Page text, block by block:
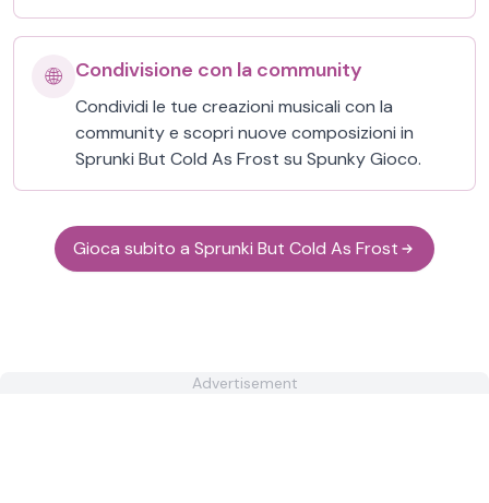
🌐 Condivisione con la community
Condividi le tue creazioni musicali con la
community e scopri nuove composizioni in
Sprunki But Cold As Frost su Spunky Gioco.
Gioca subito a Sprunki But Cold As Frost
Advertisement